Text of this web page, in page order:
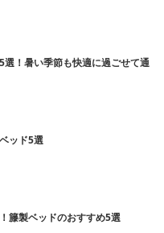
選！暑い季節も快適に過ごせて通
ッド5選
籐製ベッドのおすすめ5選